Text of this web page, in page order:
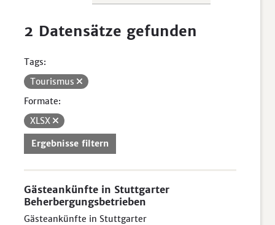
2 Datensätze gefunden
Tags:
Tourismus
Formate:
XLSX
Ergebnisse filtern
Gästeankünfte in Stuttgarter
Beherbergungsbetrieben
Gästeankünfte in Stuttgarter